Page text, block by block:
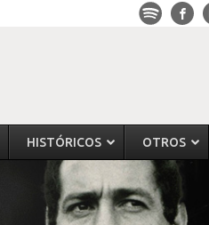
HISTÓRICOS OTROS